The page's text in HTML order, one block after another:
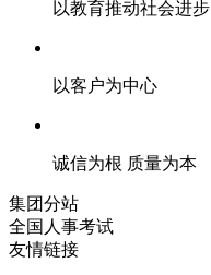
以教育推动社会进步
以客户为中心
诚信为根 质量为本
集团分站
全国人事考试
友情链接